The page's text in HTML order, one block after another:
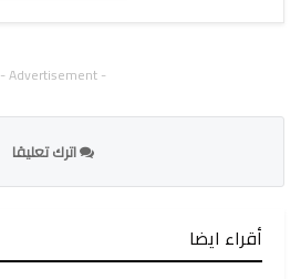
- Advertisement -
اترك تعليقا
أقراء ايضا